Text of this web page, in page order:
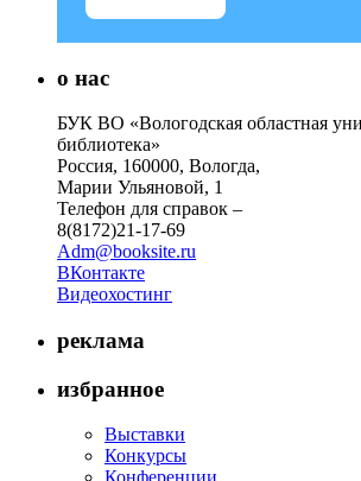
о нас
БУК ВО «Вологодская областная
библиотека»
Россия, 160000, Вологда,
Марии Ульяновой, 1
Телефон для справок –
8(8172)21-17-69
Adm@booksite.ru
ВКонтакте
Видеохостинг
реклама
избранное
Выставки
Конкурсы